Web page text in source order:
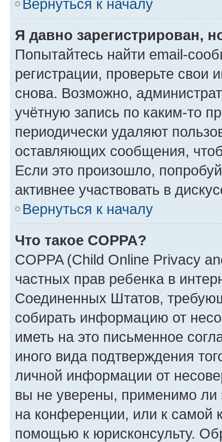
Вернуться к началу
Я давно зарегистрирован,
Попытайтесь найти email-
регистрации, проверьте свои
снова. Возможно,
учётную запись по каким-то
периодически удаляют
оставляющих сообщения,
Если это произошло,
активнее участвовать в
Вернуться к началу
Что такое COPPA?
COPPA (Child Online Privacy
частных прав ребенка в
Соединенных Штатов,
собирать информацию от
иметь на это письменное
иного вида подтверждения
личной информации от
вы не уверены, применимо ли
на конференции, или к самой
помощью к юрисконсульту.